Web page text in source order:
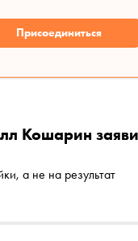
Присоединиться
Кошарин
а не на результат